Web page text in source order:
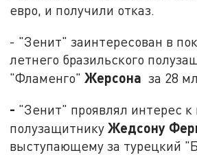
евро, и получили отказ.
- "Зенит" заинтересован в
летнего бразильского
"Фламенго"Жерсона за 28
- "Зенит" проявлял интерес к
полузащитникуЖедсону
выступающему за турецкий